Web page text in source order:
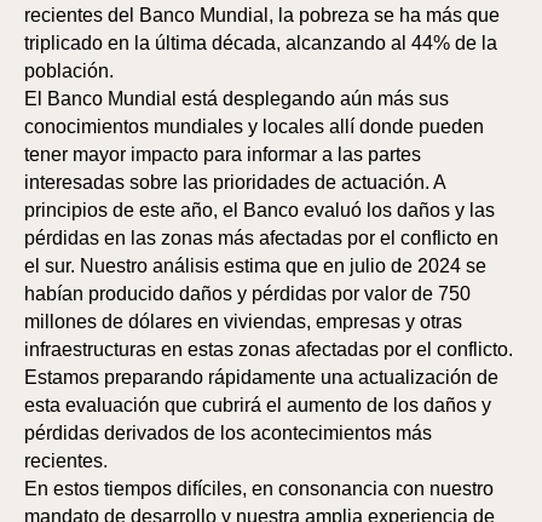
recientes del Banco Mundial, la pobreza se ha más que
triplicado en la última década, alcanzando al 44% de la
población.
El Banco Mundial está desplegando aún más sus
conocimientos mundiales y locales allí donde pueden
tener mayor impacto para informar a las partes
interesadas sobre las prioridades de actuación. A
principios de este año, el Banco evaluó los daños y las
pérdidas en las zonas más afectadas por el conflicto en
el sur. Nuestro análisis estima que en julio de 2024 se
habían producido daños y pérdidas por valor de 750
millones de dólares en viviendas, empresas y otras
infraestructuras en estas zonas afectadas por el conflicto.
Estamos preparando rápidamente una actualización de
esta evaluación que cubrirá el aumento de los daños y
pérdidas derivados de los acontecimientos más
recientes.
En estos tiempos difíciles, en consonancia con nuestro
mandato de desarrollo y nuestra amplia experiencia de